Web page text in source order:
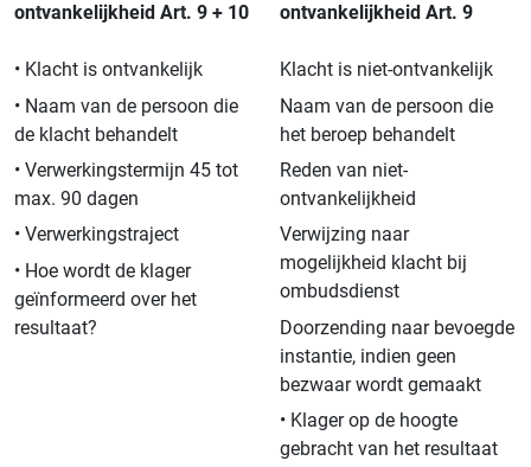
ontvankelijkheid Art. 9 + 10
• Klacht is ontvankelijk
• Naam van de persoon die
de klacht behandelt
• Verwerkingstermijn 45 tot
max. 90 dagen
• Verwerkingstraject
• Hoe wordt de klager
geïnformeerd over het
resultaat?
ontvankelijkheid Art. 9
Klacht is niet-ontvankelijk
Naam van de persoon die
het beroep behandelt
Reden van niet-
ontvankelijkheid
Verwijzing naar
mogelijkheid klacht bij
ombudsdienst
Doorzending naar bevoegde
instantie, indien geen
bezwaar wordt gemaakt
• Klager op de hoogte
gebracht van het resultaat